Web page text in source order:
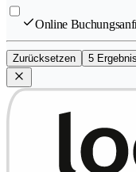
Online
Zurücksetzen 5